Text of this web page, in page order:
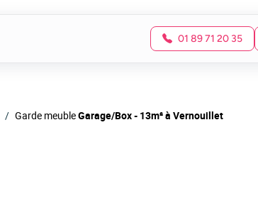
01 89 71 20 35
Garde meubleGarage/Box - 13m² à Vernouillet